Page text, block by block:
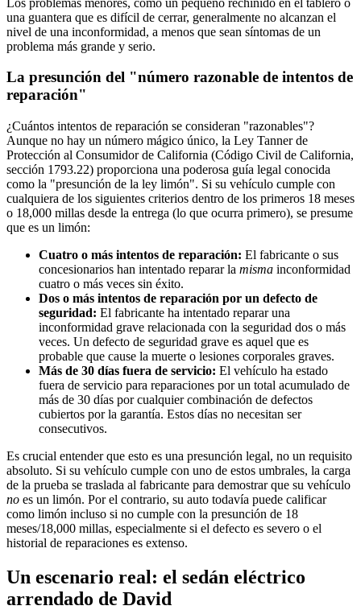
una guantera que es difícil de cerrar, generalmente no alcanzan el
nivel de una inconformidad, a menos que sean síntomas de un
problema más grande y serio.
La presunción del "número razonable de intentos de
reparación"
¿Cuántos intentos de reparación se consideran "razonables"?
Aunque no hay un número mágico único, la Ley Tanner de
Protección al Consumidor de California (Código Civil de California,
sección 1793.22) proporciona una poderosa guía legal conocida
como la "presunción de la ley limón". Si su vehículo cumple con
cualquiera de los siguientes criterios dentro de los primeros 18 meses
o 18,000 millas desde la entrega (lo que ocurra primero), se presume
que es un limón:
Cuatro o más intentos de reparación: El fabricante o sus
concesionarios han intentado reparar la misma inconformidad
cuatro o más veces sin éxito.
Dos o más intentos de reparación por un defecto de
seguridad: El fabricante ha intentado reparar una
inconformidad grave relacionada con la seguridad dos o más
veces. Un defecto de seguridad grave es aquel que es
probable que cause la muerte o lesiones corporales graves.
Más de 30 días fuera de servicio: El vehículo ha estado
fuera de servicio para reparaciones por un total acumulado de
más de 30 días por cualquier combinación de defectos
cubiertos por la garantía. Estos días no necesitan ser
consecutivos.
Es crucial entender que esto es una presunción legal, no un requisito
absoluto. Si su vehículo cumple con uno de estos umbrales, la carga
de la prueba se traslada al fabricante para demostrar que su vehículo
no es un limón. Por el contrario, su auto todavía puede calificar
como limón incluso si no cumple con la presunción de 18
meses/18,000 millas, especialmente si el defecto es severo o el
historial de reparaciones es extenso.
Un escenario real: el sedán eléctrico
arrendado de David